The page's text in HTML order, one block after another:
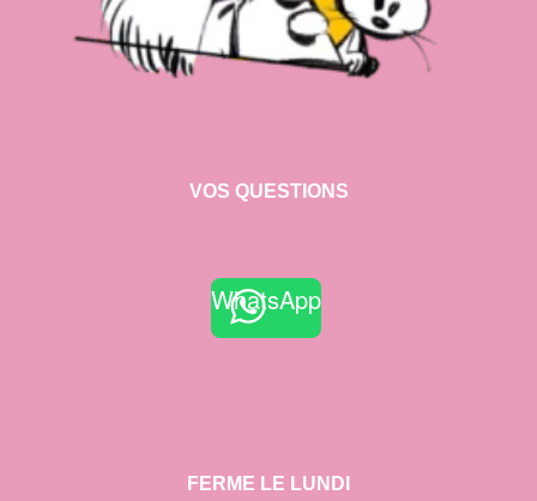
VOS QUESTIONS
WhatsApp
FERME LE LUNDI